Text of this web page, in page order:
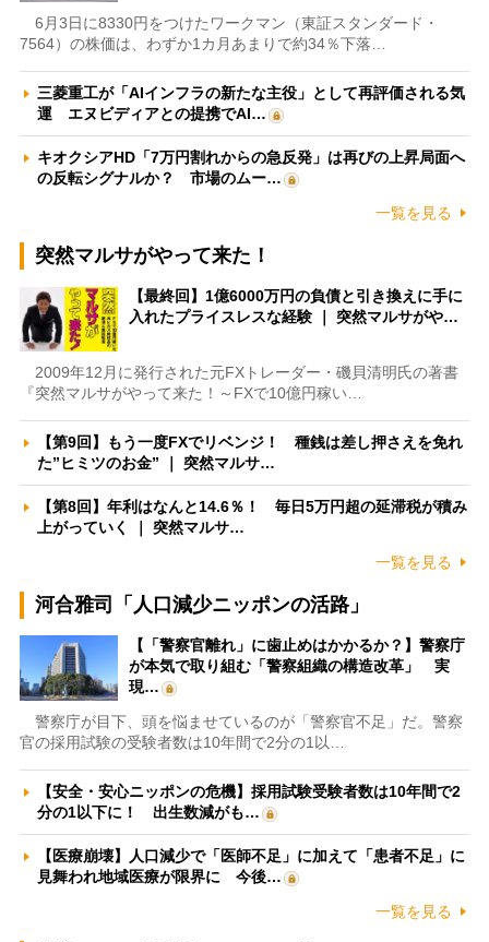
6月3日に8330円をつけたワークマン（東証スタンダード・
7564）の株価は、わずか1カ月あまりで約34％下落…
三菱重工が「AIインフラの新たな主役」として再評価される気
運 エヌビディアとの提携でAI…
キオクシアHD「7万円割れからの急反発」は再びの上昇局面へ
の反転シグナルか？ 市場のムー…
一覧を見る
突然マルサがやって来た！
【最終回】1億6000万円の負債と引き換えに手に
入れたプライスレスな経験 ｜ 突然マルサがや…
2009年12月に発行された元FXトレーダー・磯貝清明氏の著書
『突然マルサがやって来た！～FXで10億円稼い…
【第9回】もう一度FXでリベンジ！ 種銭は差し押さえを免れ
た”ヒミツのお金” ｜ 突然マルサ…
【第8回】年利はなんと14.6％！ 毎日5万円超の延滞税が積み
上がっていく ｜ 突然マルサ…
一覧を見る
河合雅司「人口減少ニッポンの活路」
【「警察官離れ」に歯止めはかかるか？】警察庁
が本気で取り組む「警察組織の構造改革」 実
現…
警察庁が目下、頭を悩ませているのが「警察官不足」だ。警察
官の採用試験の受験者数は10年間で2分の1以…
【安全・安心ニッポンの危機】採用試験受験者数は10年間で2
分の1以下に！ 出生数減がも…
【医療崩壊】人口減少で「医師不足」に加えて「患者不足」に
見舞われ地域医療が限界に 今後…
一覧を見る